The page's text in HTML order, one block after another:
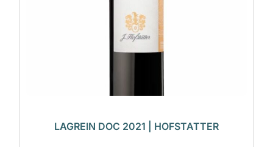
LAGREIN DOC 2021 | HOFSTATTER